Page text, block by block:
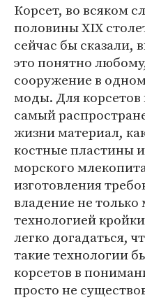
Корсет, во всяком
половины XIX
сейчас бы сказали,
это понятно
сооружение в
моды. Для корсетов
самый
жизни материал,
костные пластины
морского
изготовления
владение не
технологией
легко догадаться,
такие технологии
корсетов в
просто не